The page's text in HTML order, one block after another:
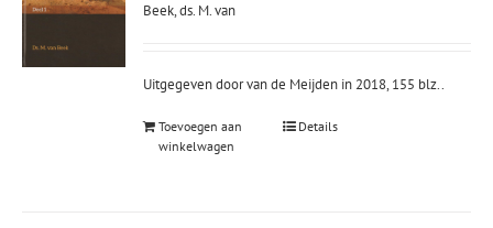
Beek, ds. M. van
Uitgegeven door van de Meijden in 2018, 155 blz..
Toevoegen aan
winkelwagen
Details